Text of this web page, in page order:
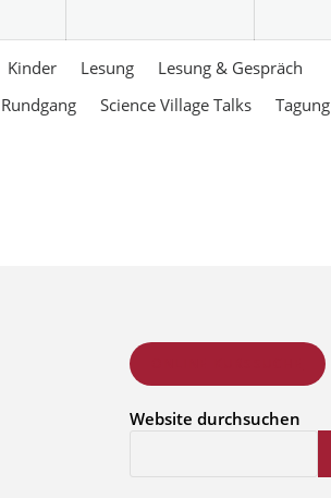
Kinder Lesung
Lesung & Gespräch
Rundgang Science Village Talks
Tagung
Website durchsuchen